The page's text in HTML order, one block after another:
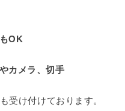
OK
カメラ、切手
受け付けております。